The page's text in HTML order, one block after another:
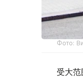
Фото:
受大